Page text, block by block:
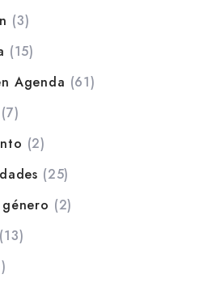
(3)
(15)
Agenda (61)
(7)
(2)
(25)
(2)
(13)